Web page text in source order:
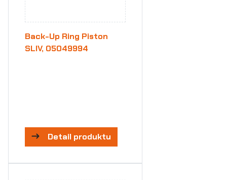
Back-Up Ring Piston
SLIV, 05049994
Detail produktu